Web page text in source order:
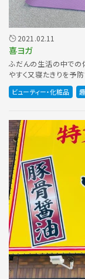
2021.02.11
喜ヨガ
ふだんの生活の中での
やすく又寝たきりを予
ビューティー・化粧品